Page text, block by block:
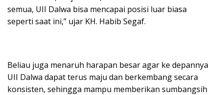
semua, UII Dalwa bisa mencapai posisi luar biasa
seperti saat ini,” ujar KH. Habib Segaf.
Beliau juga menaruh harapan besar agar ke depannya
UII Dalwa dapat terus maju dan berkembang secara
konsisten, sehingga mampu memberikan sumbangsih